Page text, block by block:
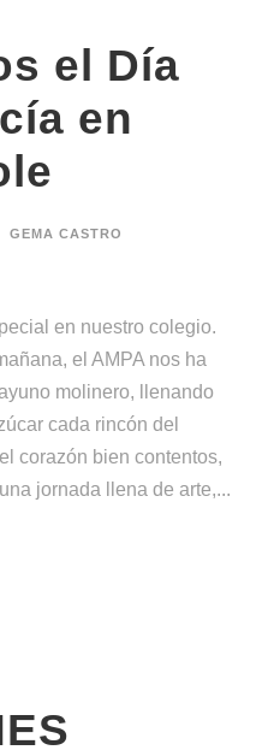
el Día
en
GEMA CASTRO
en nuestro colegio.
el AMPA nos ha
molinero, llenando
cada rincón del
corazón bien contentos,
jornada llena de arte,...